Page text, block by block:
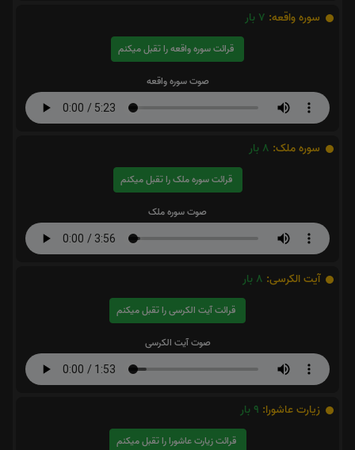
سوره واقعه: 7 بار
قرائت سوره واقعه را تقبل میکنم
صوت سوره واقعه
سوره ملک: 8 بار
قرائت سوره ملک را تقبل میکنم
صوت سوره ملک
آیت الکرسی: 8 بار
قرائت آیت الکرسی را تقبل میکنم
صوت آیت الکرسی
زیارت عاشورا: 9بار
قرائت زیارت عاشورا را تقبل میکنم